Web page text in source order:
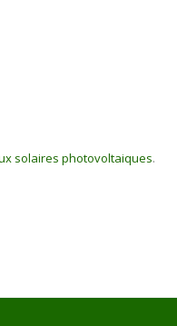
solaires photovoltaiques.